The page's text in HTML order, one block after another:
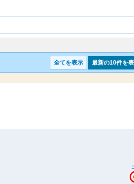
全てを表示 最新の10件を